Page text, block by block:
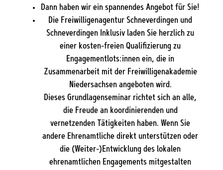
Dann haben wir ein spannendes Angebot für Sie!
Die Freiwilligenagentur Schneverdingen und
Schneverdingen Inklusiv laden Sie herzlich zu
einer kosten-freien Qualifizierung zu
Engagementlots:innen ein, die in
Zusammenarbeit mit der Freiwilligenakademie
Niedersachsen angeboten wird.
Dieses Grundlagenseminar richtet sich an alle,
die Freude an koordinierenden und
vernetzenden Tätigkeiten haben. Wenn Sie
andere Ehrenamtliche direkt unterstützen oder
die (Weiter-)Entwicklung des lokalen
ehrenamtlichen Engagements mitgestalten